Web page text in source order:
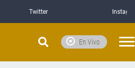
Twitter
En Vivo